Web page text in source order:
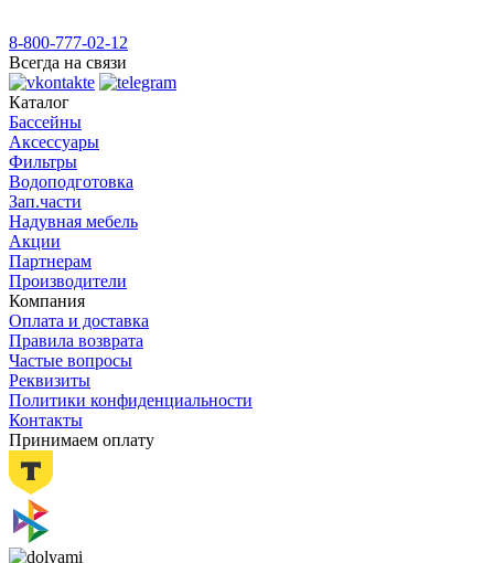
8-800-777-02-12
Всегда на связи
Каталог
Бассейны
Аксессуары
Фильтры
Водоподготовка
Зап.части
Надувная мебель
Акции
Партнерам
Производители
Компания
Оплата и доставка
Правила возврата
Частые вопросы
Реквизиты
Политики конфиденциальности
Контакты
Принимаем оплату